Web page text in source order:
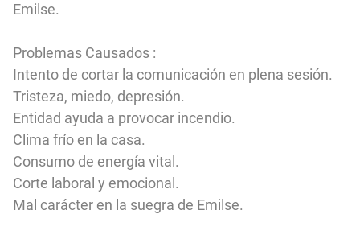
Emilse.
Problemas Causados :
Intento de cortar la comunicación en plena sesión.
Tristeza, miedo, depresión.
Entidad ayuda a provocar incendio.
Clima frío en la casa.
Consumo de energía vital.
Corte laboral y emocional.
Mal carácter en la suegra de Emilse.